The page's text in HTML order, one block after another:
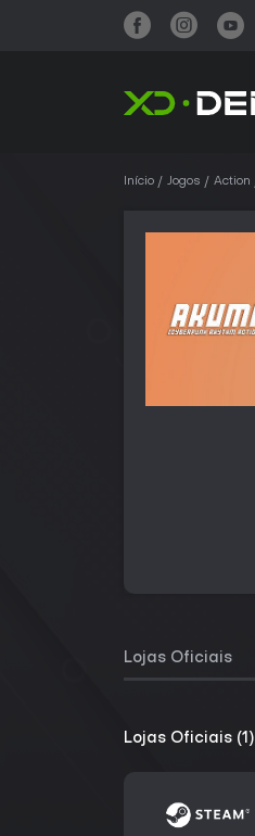
Início Jogos Action
Lojas Oficiais
Lojas Oficiais (1)